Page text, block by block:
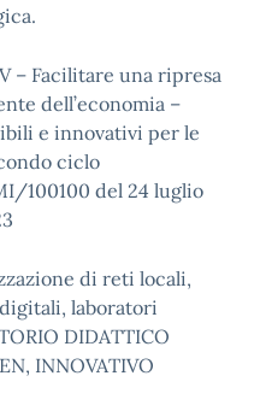
– Facilitare una ripresa
dell’economia –
e innovativi per le
ciclo
100100 del 24 luglio
di reti locali,
laboratori
DIDATTICO
INNOVATIVO